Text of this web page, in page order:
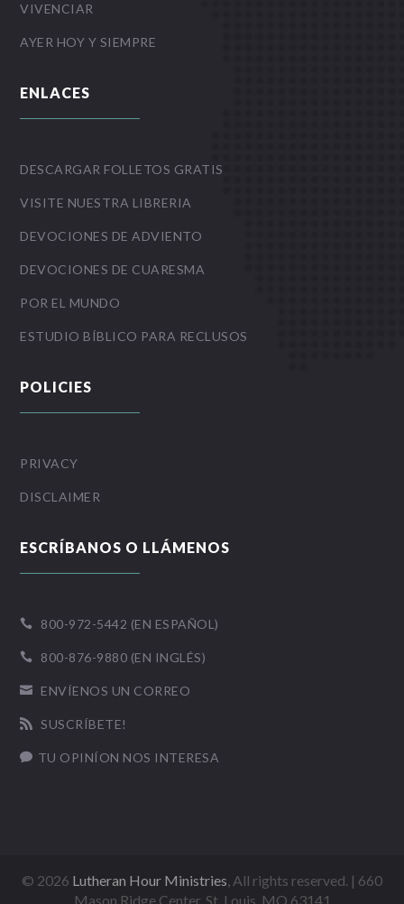
VIVENCIAR
AYER HOY Y SIEMPRE
ENLACES
DESCARGAR FOLLETOS GRATIS
VISITE NUESTRA LIBRERIA
DEVOCIONES DE ADVIENTO
DEVOCIONES DE CUARESMA
POR EL MUNDO
ESTUDIO BÍBLICO PARA RECLUSOS
POLICIES
PRIVACY
DISCLAIMER
ESCRÍBANOS O LLÁMENOS
 800-972-5442 (EN ESPAÑOL)
 800-876-9880 (EN INGLÉS)
 ENVÍENOS UN CORREO
 SUSCRÍBETE!
 TU OPINÍON NOS INTERESA
© 2026 Lutheran Hour Ministries, All rights reserved. | 660
Mason Ridge Center, St. Louis, MO 63141